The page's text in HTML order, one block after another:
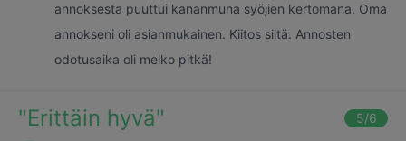
annoksesta puuttui kananmuna syöjien kertomana. Oma
annokseni oli asianmukainen. Kiitos siitä. Annosten
odotusaika oli melko pitkä!
"Erittäin hyvä" 5/6